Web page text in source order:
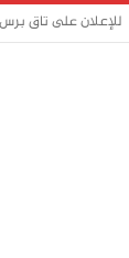
للإعلان على تاق برس